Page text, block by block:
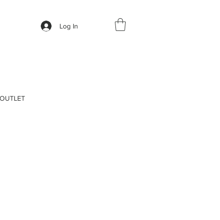
Log In
OUTLET